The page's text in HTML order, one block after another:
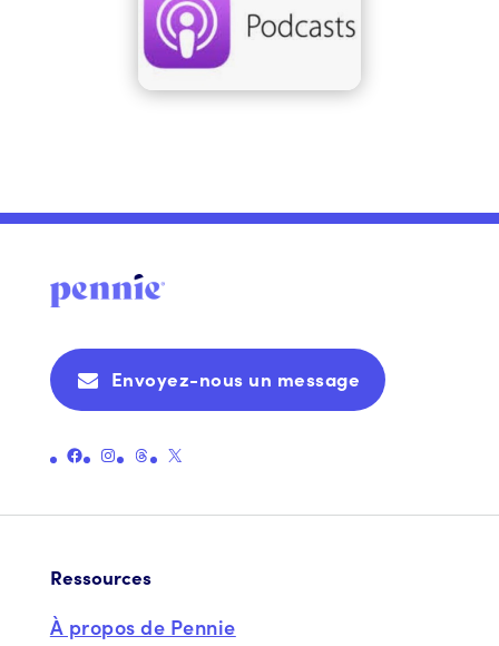
Envoyez-nous un message
Lien vers la page Facebook officielle de PennieLien vers la page Instagram officielle de PennieLien vers la page officielle des fils de PennieLien vers la page officielle X (anciennement Twitter) de Pennie
Ressources
À propos de Pennie